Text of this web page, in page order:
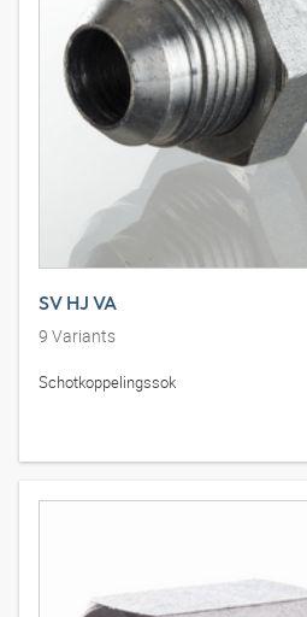
SV HJ VA
9 Variants
Schotkoppelingssok